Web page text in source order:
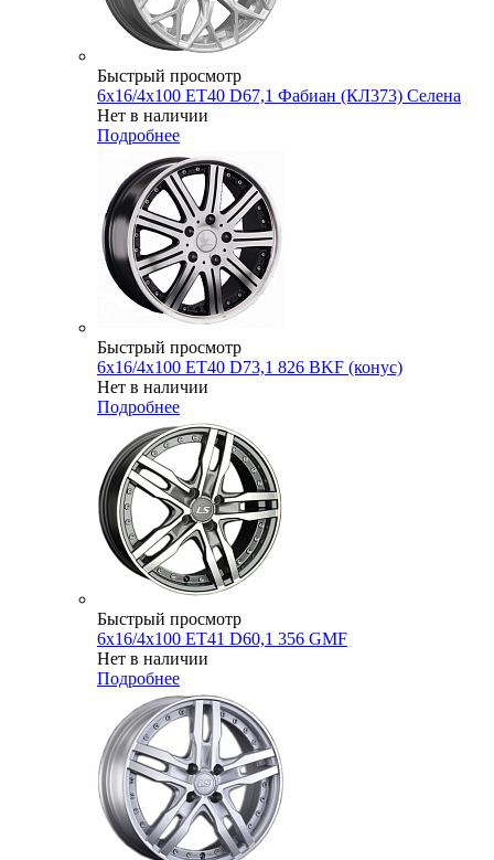
Быстрый просмотр
6x16/4x100 ET40 D67,1 Фабиан (КЛ373) Селена
Нет в наличии
Подробнее
Быстрый просмотр
6x16/4x100 ET40 D73,1 826 BKF (конус)
Нет в наличии
Подробнее
Быстрый просмотр
6x16/4x100 ET41 D60,1 356 GMF
Нет в наличии
Подробнее